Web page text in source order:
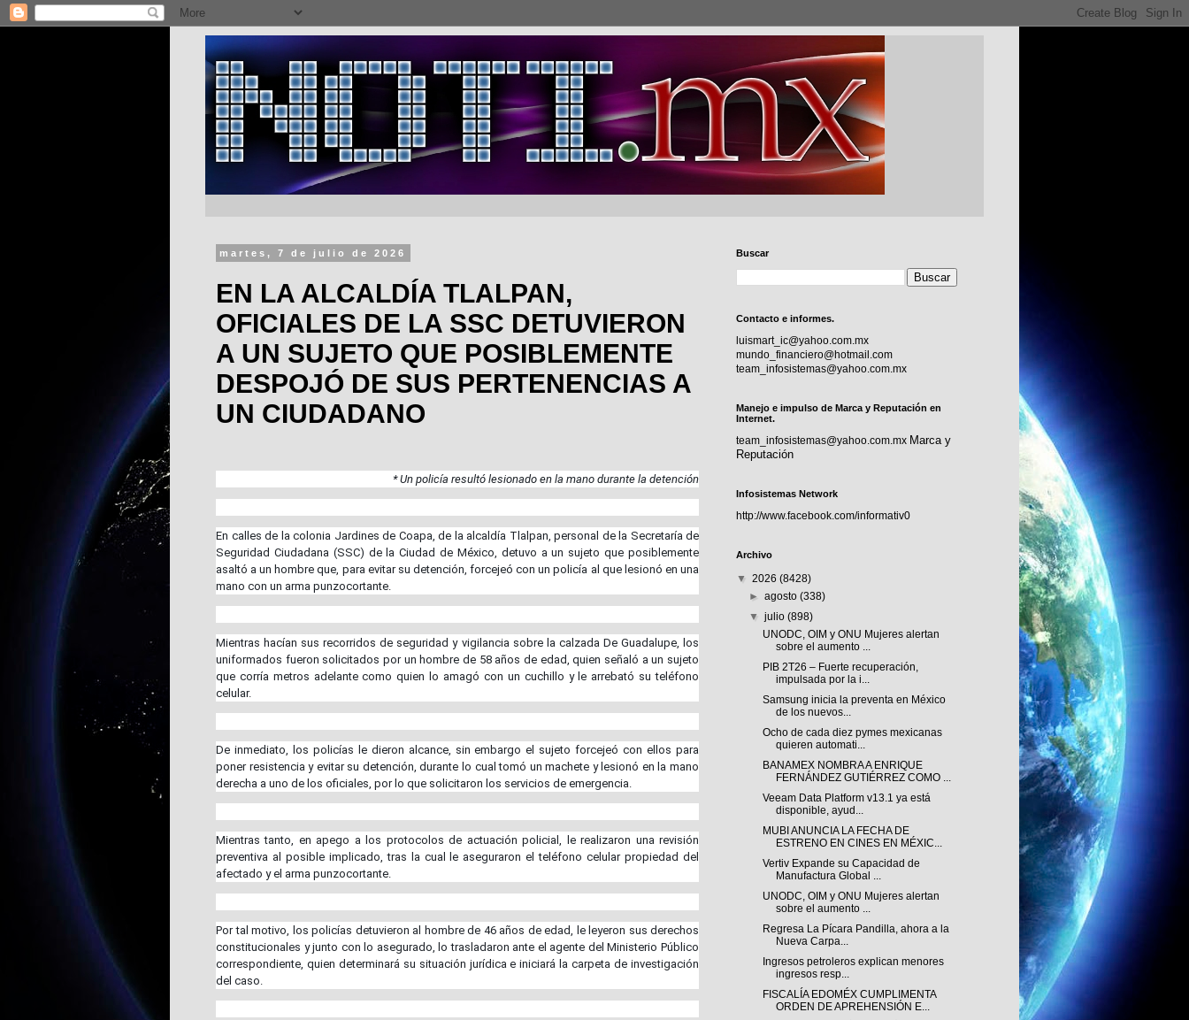
martes, 7 de julio de 2026
EN LA ALCALDÍA TLALPAN,
OFICIALES DE LA SSC DETUVIERON
A UN SUJETO QUE POSIBLEMENTE
DESPOJÓ DE SUS PERTENENCIAS A
UN CIUDADANO
* Un policía resultó lesionado en la mano durante la detención
En calles de la colonia Jardines de Coapa, de la alcaldía Tlalpan, personal de la Secretaría de
Seguridad Ciudadana (SSC) de la Ciudad de México, detuvo a un sujeto que posiblemente
asaltó a un hombre que, para evitar su detención, forcejeó con un policía al que lesionó en una
mano con un arma punzocortante.
Mientras hacían sus recorridos de seguridad y vigilancia sobre la calzada De Guadalupe, los
uniformados fueron solicitados por un hombre de 58 años de edad, quien señaló a un sujeto
que corría metros adelante como quien lo amagó con un cuchillo y le arrebató su teléfono
celular.
De inmediato, los policías le dieron alcance, sin embargo el sujeto forcejeó con ellos para
poner resistencia y evitar su detención, durante lo cual tomó un machete y lesionó en la mano
derecha a uno de los oficiales, por lo que solicitaron los servicios de emergencia.
Mientras tanto, en apego a los protocolos de actuación policial, le realizaron una revisión
preventiva al posible implicado, tras la cual le aseguraron el teléfono celular propiedad del
afectado y el arma punzocortante.
Por tal motivo, los policías detuvieron al hombre de 46 años de edad, le leyeron sus derechos
constitucionales y junto con lo asegurado, lo trasladaron ante el agente del Ministerio Público
correspondiente, quien determinará su situación jurídica e iniciará la carpeta de investigación
del caso.
Buscar
Contacto e informes.
luismart_ic@yahoo.com.mx
mundo_financiero@hotmail.com
team_infosistemas@yahoo.com.mx
Manejo e impulso de Marca y Reputación en
Internet.
team_infosistemas@yahoo.com.mx Marca y
Reputación
Infosistemas Network
http://www.facebook.com/informativ0
Archivo
▼ 2026 (8428)
►agosto(338)
▼julio(898)
UNODC, OIM y ONU Mujeres alertan
sobre el aumento ...
PIB 2T26 – Fuerte recuperación,
impulsada por la i...
Samsung inicia la preventa en México
de los nuevos...
Ocho de cada diez pymes mexicanas
quieren automati...
BANAMEX NOMBRA A ENRIQUE
FERNÁNDEZ GUTIÉRREZ COMO ...
Veeam Data Platform v13.1 ya está
disponible, ayud...
MUBI ANUNCIA LA FECHA DE
ESTRENO EN CINES EN MÉXIC...
Vertiv Expande su Capacidad de
Manufactura Global ...
UNODC, OIM y ONU Mujeres alertan
sobre el aumento ...
Regresa La Pícara Pandilla, ahora a la
Nueva Carpa...
Ingresos petroleros explican menores
ingresos resp...
FISCALÍA EDOMÉX CUMPLIMENTA
ORDEN DE APREHENSIÓN E...